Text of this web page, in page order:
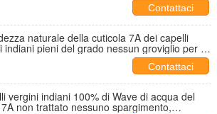
Contattaci
naturale della cuticola 7A dei capelli
indiani pieni del grado nessun groviglio per la
Contattaci
vergini indiani 100% di Wave di acqua del
non trattato nessuno spargimento,